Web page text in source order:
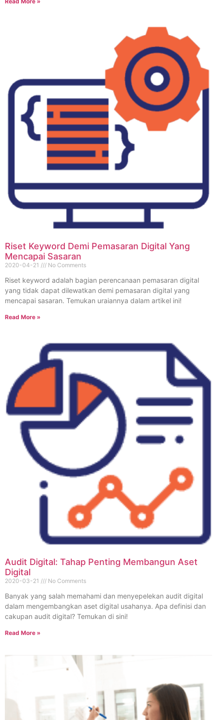
Riset Keyword Demi Pemasaran Digital Yang
Mencapai Sasaran
2020-04-21 No Comments
Riset keyword adalah bagian perencanaan pemasaran digital
yang tidak dapat dilewatkan demi pemasaran digital yang
mencapai sasaran. Temukan uraiannya dalam artikel ini!
Read More »
Audit Digital: Tahap Penting Membangun Aset
Digital
2020-03-21 No Comments
Banyak yang salah memahami dan menyepelekan audit digital
dalam mengembangkan aset digital usahanya. Apa definisi dan
cakupan audit digital? Temukan di sini!
Read More »